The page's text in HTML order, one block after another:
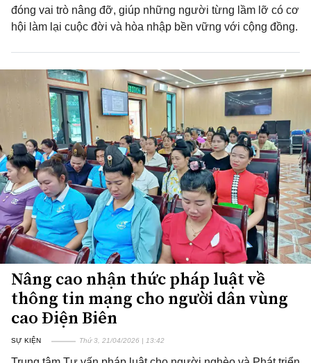
đóng vai trò nâng đỡ, giúp những người từng lầm lỡ có cơ
hội làm lại cuộc đời và hòa nhập bền vững với cộng đồng.
Nâng cao nhận thức pháp luật về
thông tin mạng cho người dân vùng
cao Điện Biên
SỰ KIỆN Thứ 3, 21/04/2026 | 13:42